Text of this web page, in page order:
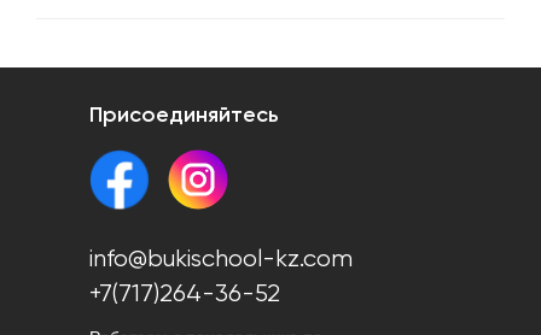
Присоединяйтесь
info@bukischool-kz.com
+7(717)264-36-52